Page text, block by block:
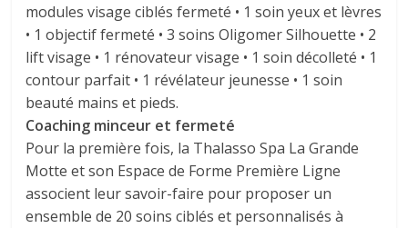
modules visage ciblés fermeté • 1 soin yeux et lèvres
• 1 objectif fermeté • 3 soins Oligomer Silhouette • 2
lift visage • 1 rénovateur visage • 1 soin décolleté • 1
contour parfait • 1 révélateur jeunesse • 1 soin
beauté mains et pieds.
Coaching minceur et fermeté
Pour la première fois, la Thalasso Spa La Grande
Motte et son Espace de Forme Première Ligne
associent leur savoir-faire pour proposer un
ensemble de 20 soins ciblés et personnalisés à